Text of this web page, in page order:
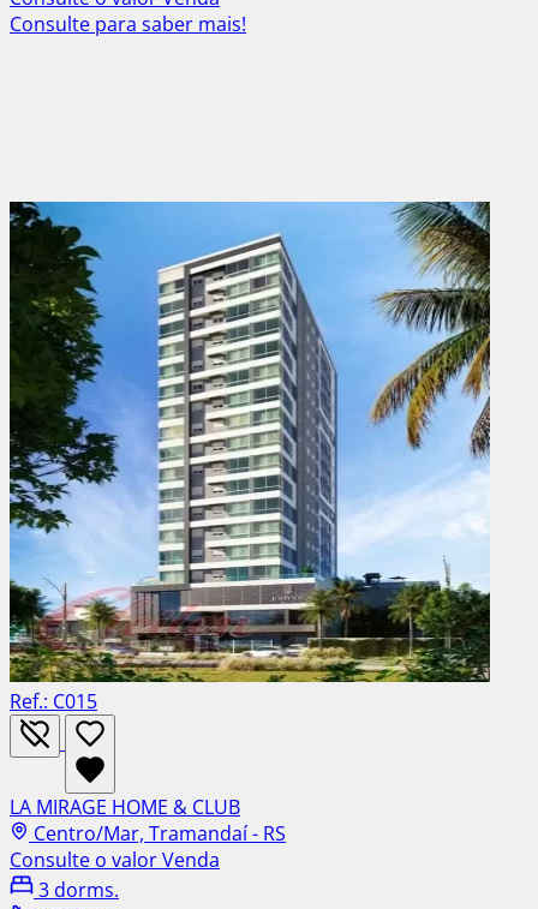
Consulte para saber mais!
Ref.: C015
LA MIRAGE HOME & CLUB
Centro/Mar, Tramandaí - RS
Consulte o valorVenda
3 dorms.